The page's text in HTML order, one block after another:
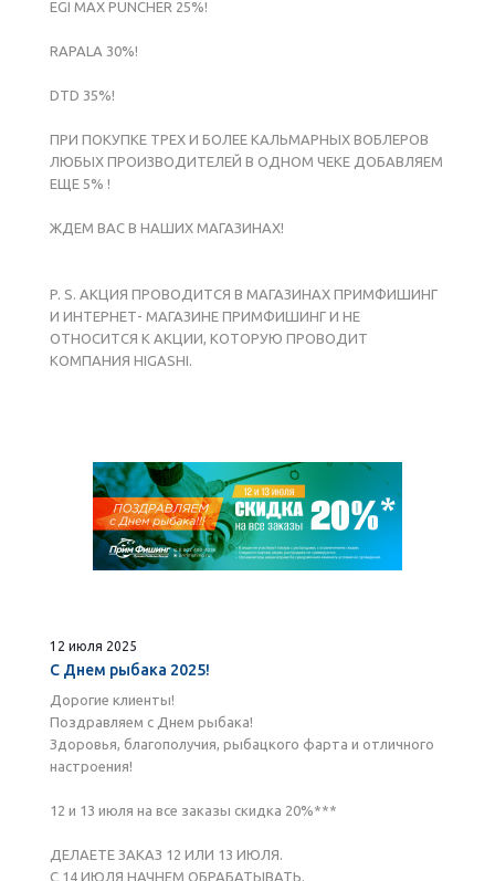
EGI MAX PUNCHER 25%!
RAPALA 30%!
DTD 35%!
ПРИ ПОКУПКЕ ТРЕХ И БОЛЕЕ КАЛЬМАРНЫХ ВОБЛЕРОВ
ЛЮБЫХ ПРОИЗВОДИТЕЛЕЙ В ОДНОМ ЧЕКЕ ДОБАВЛЯЕМ
ЕЩЕ 5% !
ЖДЕМ ВАС В НАШИХ МАГАЗИНАХ!
P. S. АКЦИЯ ПРОВОДИТСЯ В МАГАЗИНАХ ПРИМФИШИНГ
И ИНТЕРНЕТ- МАГАЗИНЕ ПРИМФИШИНГ И НЕ
ОТНОСИТСЯ К АКЦИИ, КОТОРУЮ ПРОВОДИТ
КОМПАНИЯ HIGASHI.
12 июля 2025
С Днем рыбака 2025!
Дорогие клиенты!
Поздравляем с Днем рыбака!
Здоровья, благополучия, рыбацкого фарта и отличного
настроения!
12 и 13 июля на все заказы скидка 20%***
ДЕЛАЕТЕ ЗАКАЗ 12 ИЛИ 13 ИЮЛЯ.
С 14 ИЮЛЯ НАЧНЕМ ОБРАБАТЫВАТЬ.